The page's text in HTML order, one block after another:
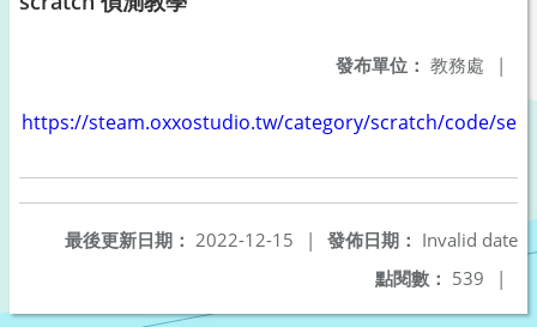
發布單位： 教務處 |
https://steam.oxxostudio.tw/category/scratch/code/
發佈日期： Invalid date
最後更新日期： 2022-12-15
|
點閱數： 539 |